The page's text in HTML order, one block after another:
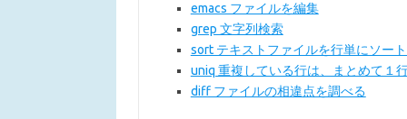
emacs ファイルを編集
grep 文字列検索
sort テキストファイルを行単にソー
uniq 重複している行は、まとめて１
diff ファイルの相違点を調べる